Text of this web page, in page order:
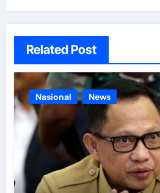
Related Post
Nasional News